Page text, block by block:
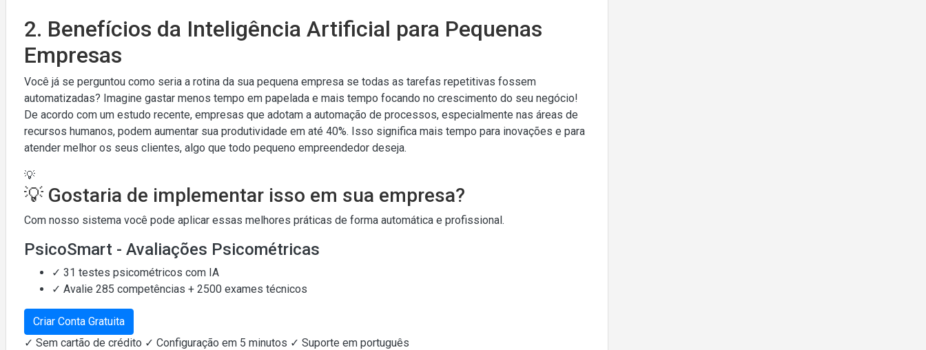
2. Benefícios da Inteligência Artificial para Pequenas
Empresas
Você já se perguntou como seria a rotina da sua pequena empresa se todas as tarefas repetitivas fossem
automatizadas? Imagine gastar menos tempo em papelada e mais tempo focando no crescimento do seu negócio!
De acordo com um estudo recente, empresas que adotam a automação de processos, especialmente nas áreas de
recursos humanos, podem aumentar sua produtividade em até 40%. Isso significa mais tempo para inovações e para
atender melhor os seus clientes, algo que todo pequeno empreendedor deseja.
💡
💡 Gostaria de implementar isso em sua empresa?
Com nosso sistema você pode aplicar essas melhores práticas de forma automática e profissional.
PsicoSmart - Avaliações Psicométricas
✓ 31 testes psicométricos com IA
✓ Avalie 285 competências + 2500 exames técnicos
Criar Conta Gratuita
✓ Sem cartão de crédito ✓ Configuração em 5 minutos ✓ Suporte em português